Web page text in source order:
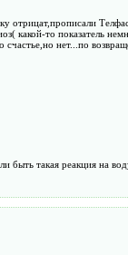
отрицат,прописали
какой-то показатель
нет...по
такая реакция на